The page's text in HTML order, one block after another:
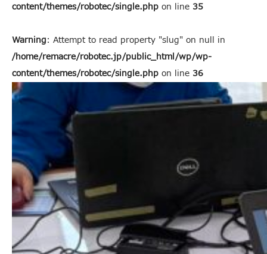
content/themes/robotec/single.php on line 35
Warning: Attempt to read property "slug" on null in
/home/remacre/robotec.jp/public_html/wp/wp-
content/themes/robotec/single.php on line 36